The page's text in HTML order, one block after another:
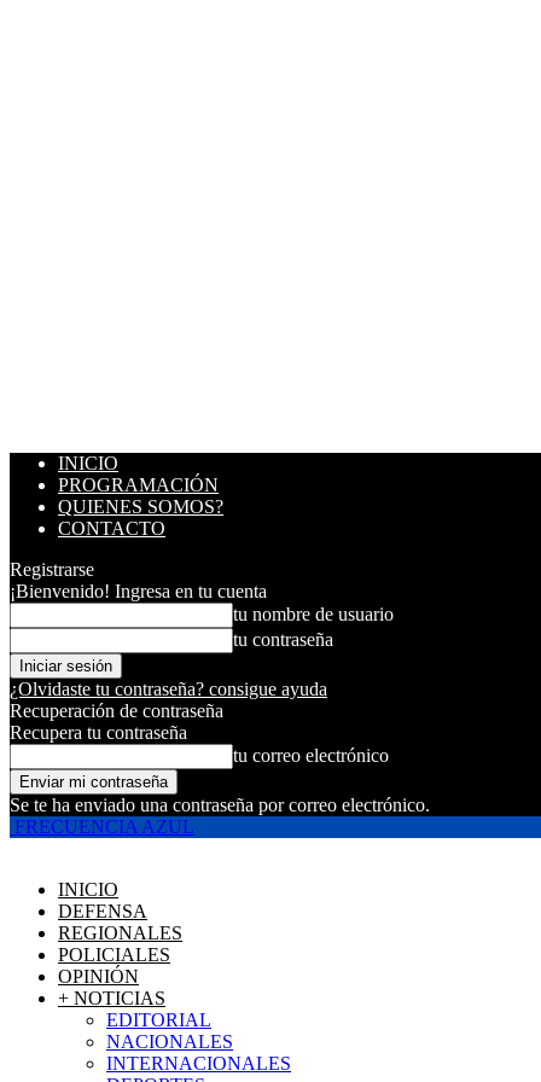
INICIO
PROGRAMACIÓN
QUIENES SOMOS?
CONTACTO
Registrarse
¡Bienvenido! Ingresa en tu cuenta
tu nombre de usuario
tu contraseña
¿Olvidaste tu contraseña? consigue ayuda
Recuperación de contraseña
Recupera tu contraseña
tu correo electrónico
Se te ha enviado una contraseña por correo electrónico.
FRECUENCIA AZUL
INICIO
DEFENSA
REGIONALES
POLICIALES
OPINIÓN
+ NOTICIAS
EDITORIAL
NACIONALES
INTERNACIONALES